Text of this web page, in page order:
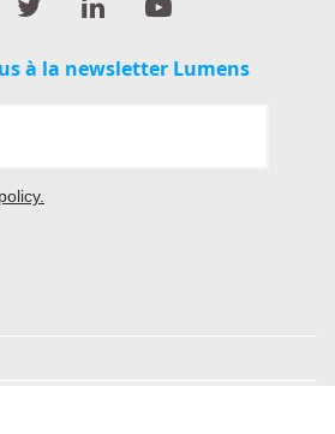
à la newsletter Lumens